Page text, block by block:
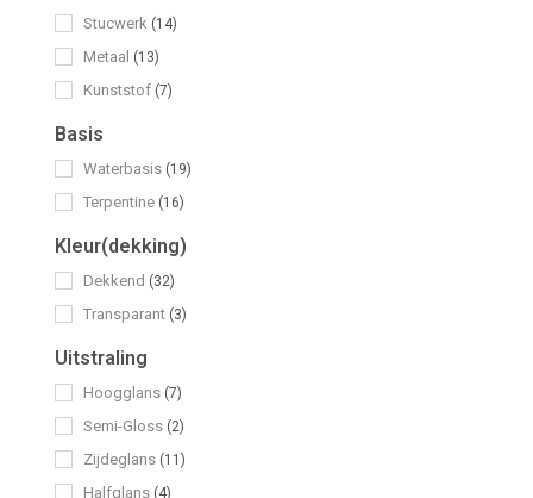
Stucwerk (14)
Metaal (13)
Kunststof (7)
Basis
Waterbasis (19)
Terpentine (16)
Kleur(dekking)
Dekkend (32)
Transparant (3)
Uitstraling
Hoogglans (7)
Semi-Gloss (2)
Zijdeglans (11)
Halfglans (4)